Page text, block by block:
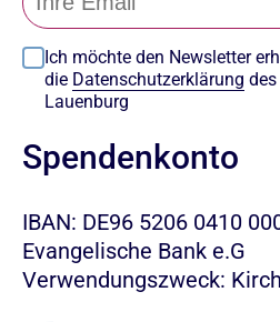
Ich möchte den Newsletter
die Datenschutzerklärung
Lauenburg
Spendenkonto
IBAN: DE96 5206 0410
Evangelische Bank e.G
Verwendungszweck: